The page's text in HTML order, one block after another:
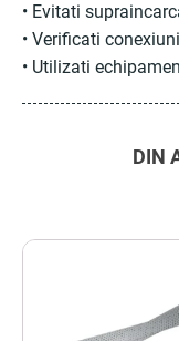
• Evitati
• Verificati
• Utilizati
DIN